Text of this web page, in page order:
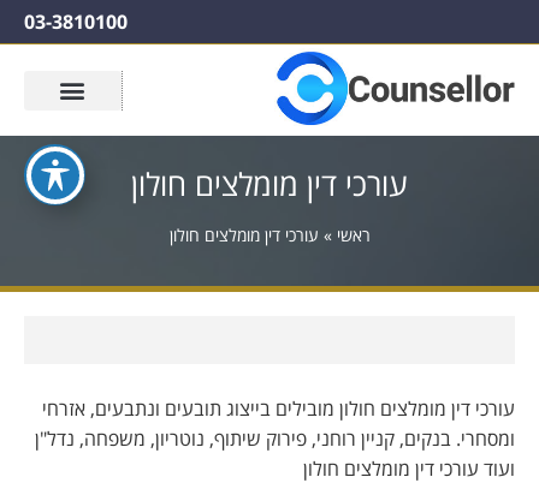
03-3810100
עורכי דין מומלצים חולון
ראשי » עורכי דין מומלצים חולון
עורכי דין מומלצים חולון מובילים בייצוג תובעים ונתבעים, אזרחי
ומסחרי. בנקים, קניין רוחני, פירוק שיתוף, נוטריון, משפחה, נדל"ן
ועוד עורכי דין מומלצים חולון